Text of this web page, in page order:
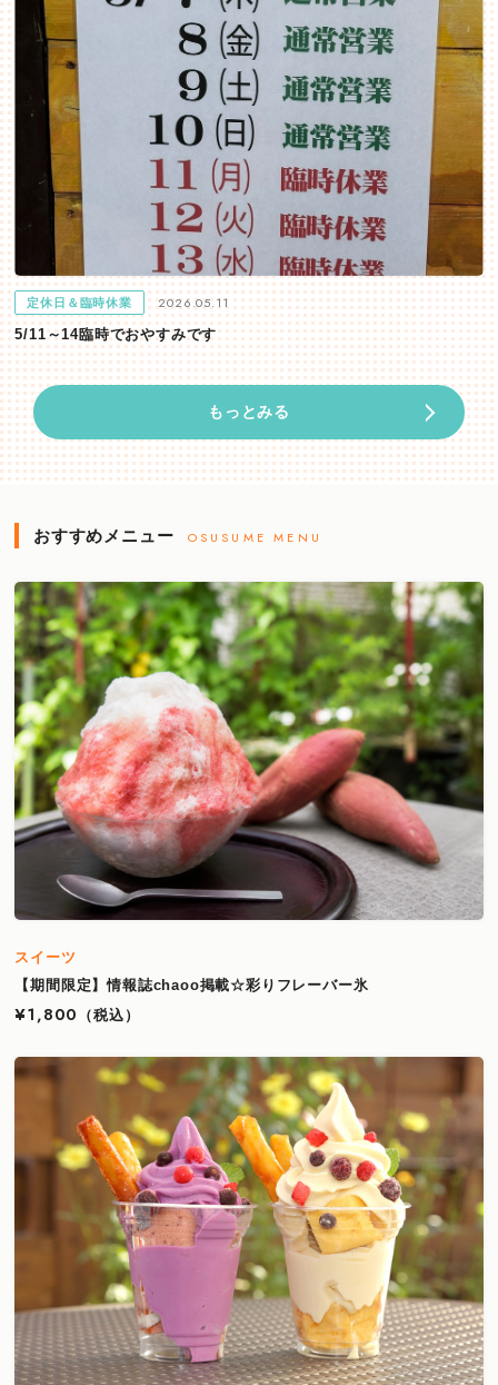
定休日＆臨時休業 2026.05.11
5/11～14臨時でおやすみです
もっとみる
おすすめメニュー OSUSUME MENU
スイーツ
【期間限定】情報誌chaoo掲載☆彩りフレーバー氷
¥1,800
（税込）